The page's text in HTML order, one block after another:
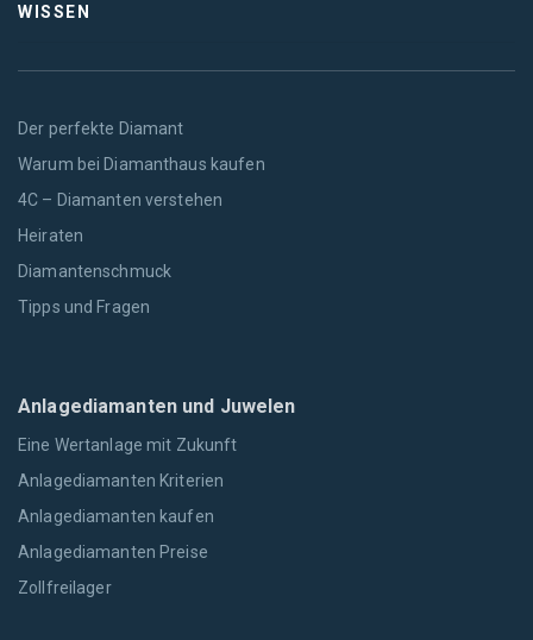
WISSEN
Der perfekte Diamant
Warum bei Diamanthaus kaufen
4C – Diamanten verstehen
Heiraten
Diamantenschmuck
Tipps und Fragen
Anlagediamanten und Juwelen
Eine Wertanlage mit Zukunft
Anlagediamanten Kriterien
Anlagediamanten kaufen
Anlagediamanten Preise
Zollfreilager